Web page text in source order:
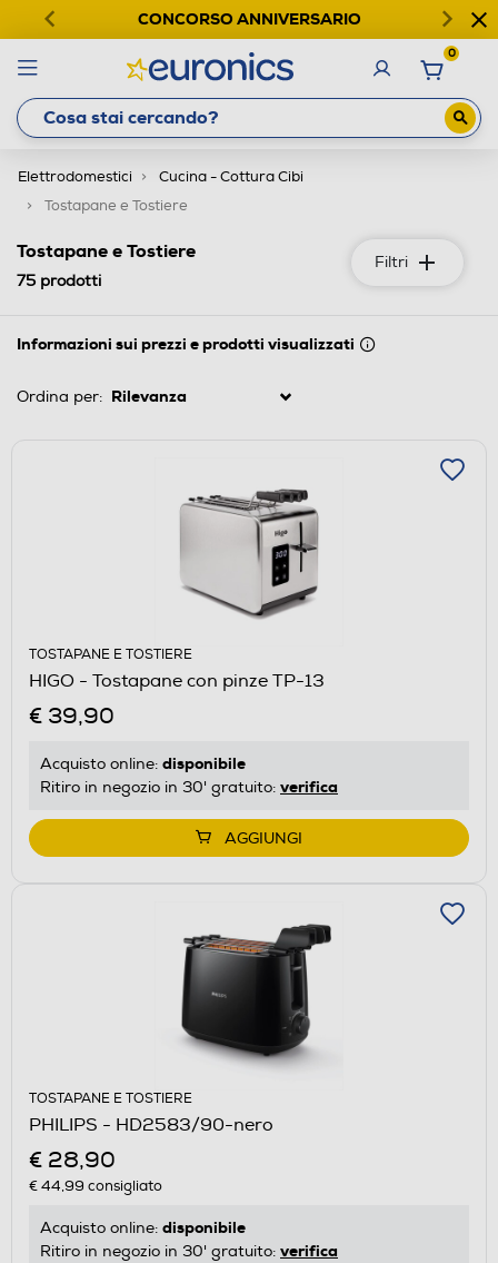
CONCORSO ANNIVERSARIO
0
Elettrodomestici
Cucina - Cottura Cibi
Tostapane e Tostiere
Filtri
Tostapane e Tostiere
75 prodotti
Informazioni sui prezzi e prodotti visualizzati
Ordina per:
TOSTAPANE E TOSTIERE
HIGO - Tostapane con pinze TP-13
€ 39,90
Acquisto online: disponibile
Ritiro in negozio in 30' gratuito: verifica
AGGIUNGI
TOSTAPANE E TOSTIERE
PHILIPS - HD2583/90-nero
€ 28,90
€ 44,99 consigliato
Acquisto online: disponibile
Ritiro in negozio in 30' gratuito: verifica